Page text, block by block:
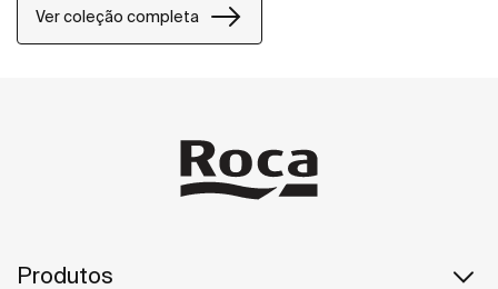
da água, evitando a sua estagnação e o seu
potencial transbordo.
Ver coleção completa
Produtos